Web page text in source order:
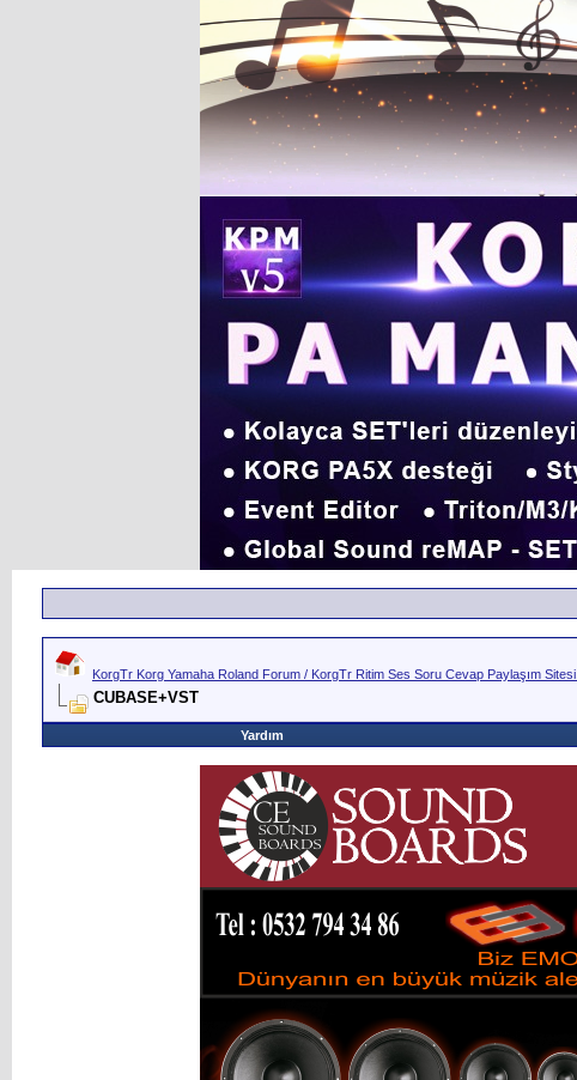
KorgTr Korg Yamaha Roland Forum / KorgTr Ritim Ses Soru Cevap Paylaşım Sitesi.
CUBASE+VST
Yardım